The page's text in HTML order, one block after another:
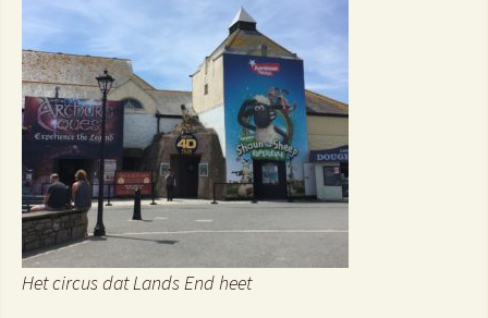
Het circus dat Lands End heet